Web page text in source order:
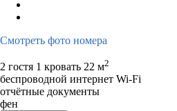
Смотреть фото номера
2 гостя 1 кровать 22 м2
беспроводной интернет Wi-Fi
отчётные документы
фен